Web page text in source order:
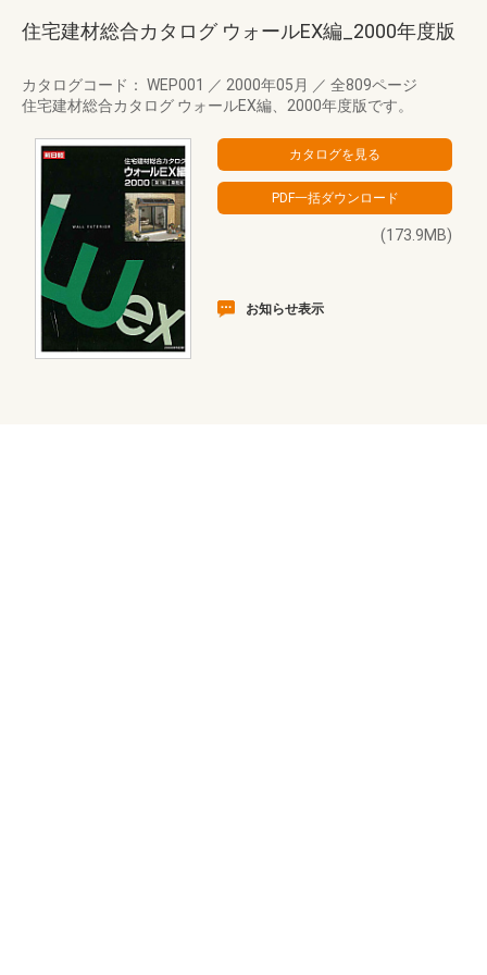
住宅建材総合カタログ ウォールEX編_2000年度版
カタログコード： WEP001 ／ 2000年05月 ／ 全809ページ
住宅建材総合カタログ ウォールEX編、2000年度版です。
(173.9MB)
お知らせ表示